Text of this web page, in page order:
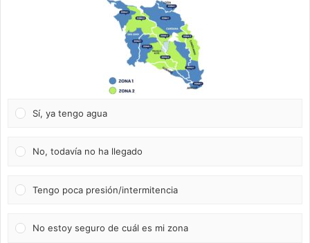
Sí, ya tengo agua
No, todavía no ha llegado
Tengo poca presión/intermitencia
No estoy seguro de cuál es mi zona